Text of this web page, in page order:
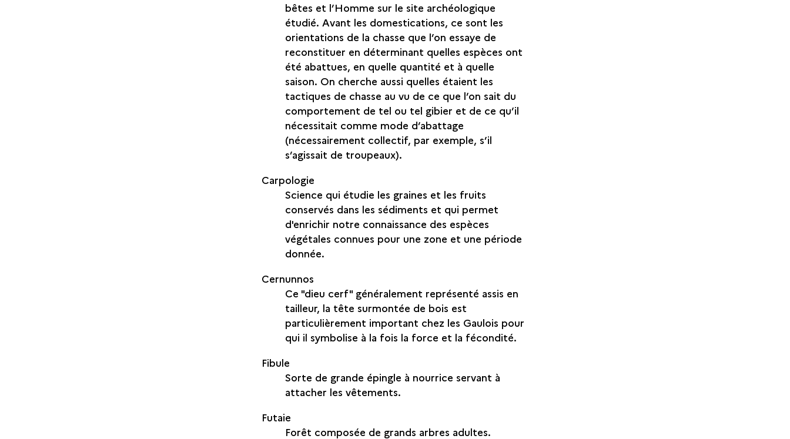
bêtes et l’Homme sur le site archéologique
étudié. Avant les domestications, ce sont les
orientations de la chasse que l’on essaye de
reconstituer en déterminant quelles espèces ont
été abattues, en quelle quantité et à quelle
saison. On cherche aussi quelles étaient les
tactiques de chasse au vu de ce que l’on sait du
comportement de tel ou tel gibier et de ce qu’il
nécessitait comme mode d’abattage
(nécessairement collectif, par exemple, s’il
s’agissait de troupeaux).
Carpologie
Science qui étudie les graines et les fruits
conservés dans les sédiments et qui permet
d'enrichir notre connaissance des espèces
végétales connues pour une zone et une période
donnée.
Cernunnos
Ce "dieu cerf" généralement représenté assis en
tailleur, la tête surmontée de bois est
particulièrement important chez les Gaulois pour
qui il symbolise à la fois la force et la fécondité.
Fibule
Sorte de grande épingle à nourrice servant à
attacher les vêtements.
Futaie
Forêt composée de grands arbres adultes.